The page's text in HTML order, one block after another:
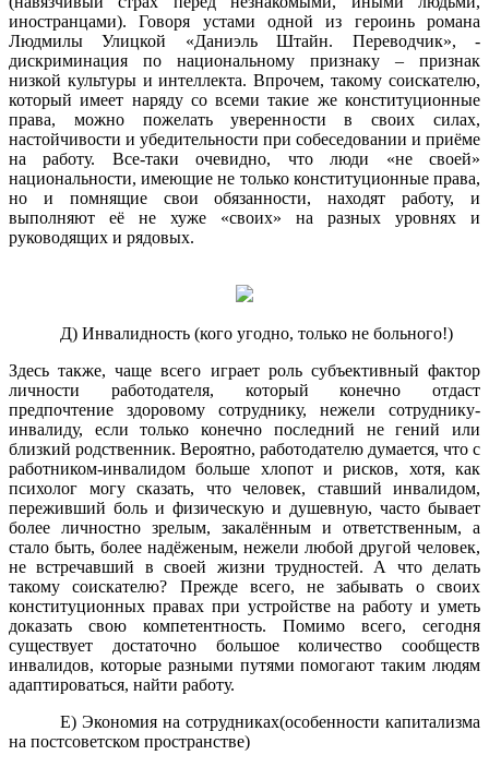
иностранцами). Говоря устами одной из героинь романа
Людмилы Улицкой «Даниэль Штайн. Переводчик», -
дискриминация по национальному признаку – признак
низкой культуры и интеллекта. Впрочем, такому соискателю,
который имеет наряду со всеми такие же конституционные
права, можно пожелать уверенности в своих силах,
настойчивости и убедительности при собеседовании и приёме
на работу. Все-таки очевидно, что люди «не своей»
национальности, имеющие не только конституционные права,
но и помнящие свои обязанности, находят работу, и
выполняют её не хуже «своих» на разных уровнях и
руководящих и рядовых.
Д) Инвалидность (кого угодно, только не больного!)
Здесь также, чаще всего играет роль субъективный фактор
личности работодателя, который конечно отдаст
предпочтение здоровому сотруднику, нежели сотруднику-
инвалиду, если только конечно последний не гений или
близкий родственник. Вероятно, работодателю думается, что с
работником-инвалидом больше хлопот и рисков, хотя, как
психолог могу сказать, что человек, ставший инвалидом,
переживший боль и физическую и душевную, часто бывает
более личностно зрелым, закалённым и ответственным, а
стало быть, более надёженым, нежели любой другой человек,
не встречавший в своей жизни трудностей. А что делать
такому соискателю? Прежде всего, не забывать о своих
конституционных правах при устройстве на работу и уметь
доказать свою компетентность. Помимо всего, сегодня
существует достаточно большое количество сообществ
инвалидов, которые разными путями помогают таким людям
адаптироваться, найти работу.
Е) Экономия на сотрудниках(особенности капитализма
на постсоветском пространстве)